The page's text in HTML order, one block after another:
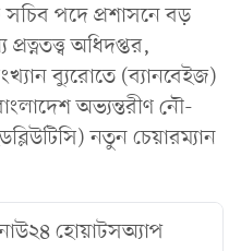
সচিব পদে প্রশাসনে বড়
অধিদপ্তর,
ব্যুরোতে (ব্যানবেইজ)
অভ্যন্তরীণ নৌ-
নতুন চেয়ারম্যান
হোয়াটসঅ্যাপ